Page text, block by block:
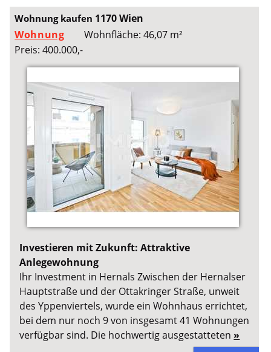
Wohnung kaufen 1170 Wien
Wohnung
Wohnfläche: 46,07 m²
Preis: 400.000,-
Investieren mit Zukunft: Attraktive
Anlegewohnung
Ihr Investment in Hernals Zwischen der Hernalser
Hauptstraße und der Ottakringer Straße, unweit
des Yppenviertels, wurde ein Wohnhaus errichtet,
bei dem nur noch 9 von insgesamt 41 Wohnungen
verfügbar sind. Die hochwertig ausgestatteten »